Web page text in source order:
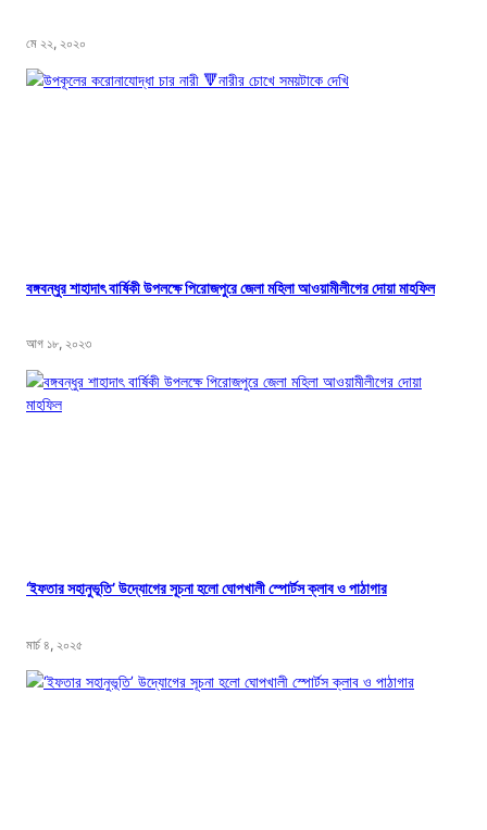
মে ২২, ২০২০
বঙ্গবন্ধুর শাহাদাৎ বার্ষিকী উপলক্ষে পিরোজপুরে জেলা মহিলা আওয়ামীলীগের দোয়া মাহফিল
আগ ১৮, ২০২৩
‘ইফতার সহানুভূতি’ উদ্যোগের সূচনা হলো ঘোপখালী স্পোর্টস ক্লাব ও পাঠাগার
মার্চ ৪, ২০২৫